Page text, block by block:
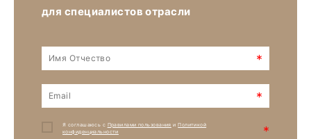
для специалистов отрасли
*
*
Я соглашаюсь с Правилами пользования иПолитикой
конфиденциальности
*